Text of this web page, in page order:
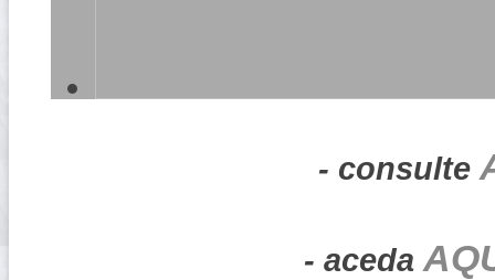
- consulte
- aceda